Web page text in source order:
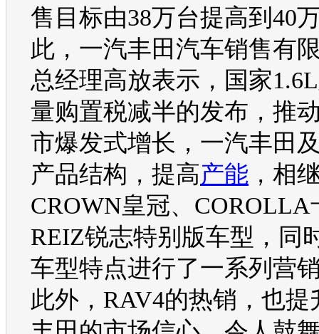
售目标由38万台提高到40
此， 一汽丰田汽车销售有
总经理高放表示，国家
量购置税减半的发布，推
市爆发式增长， 一汽丰田
产品结构，提高产能 ，相
CROWN皇冠、 COROLLA
REIZ锐志特别版车型 ，同
车型特点进行了一系列 营
此外， RAV4的热销，也提